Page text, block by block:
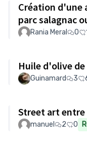
Création d'une
parc salagnac
Rania Meral 0
Huile d'olive
Guinamard 3
Street art
manuel 2 0